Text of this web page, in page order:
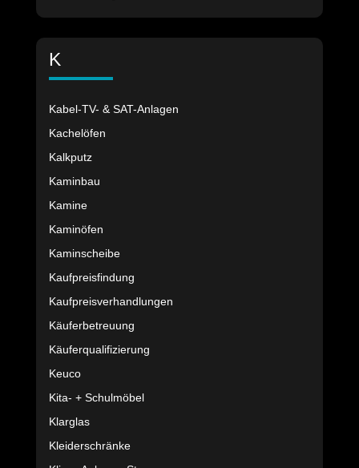
K
Kabel-TV- & SAT-Anlagen
Kachelöfen
Kalkputz
Kaminbau
Kamine
Kaminöfen
Kaminscheibe
Kaufpreisfindung
Kaufpreisverhandlungen
Käuferbetreuung
Käuferqualifizierung
Keuco
Kita- + Schulmöbel
Klarglas
Kleiderschränke